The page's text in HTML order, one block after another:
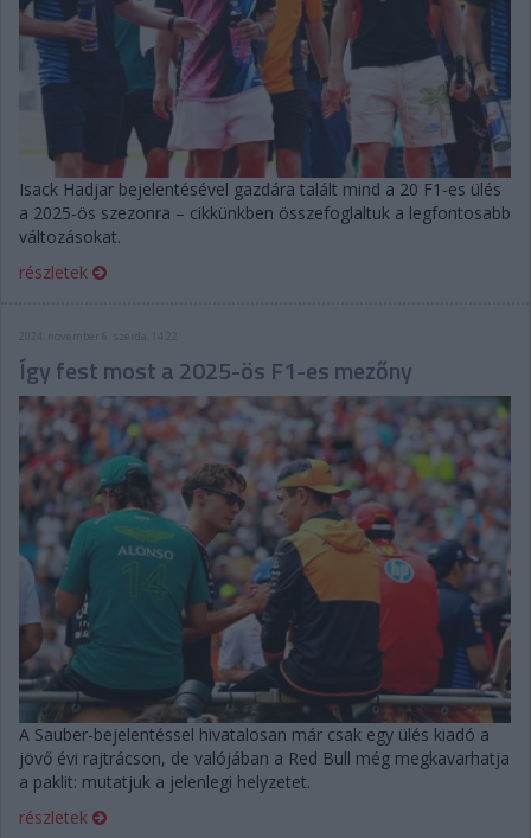
Isack Hadjar bejelentésével gazdára talált mind a 20 F1-es ülés
a 2025-ös szezonra – cikkünkben összefoglaltuk a legfontosabb
változásokat.
részletek
2024. november 6. szerda, 14:22
Így fest most a 2025-ös F1-es mezőny
A Sauber-bejelentéssel hivatalosan már csak egy ülés kiadó a
jövő évi rajtrácson, de valójában a Red Bull még megkavarhatja
a paklit: mutatjuk a jelenlegi helyzetet.
részletek